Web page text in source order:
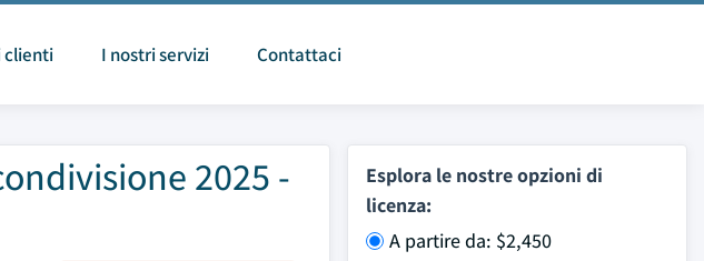
clienti I nostri servizi Contattaci
2025 -
Esplora le nostre opzioni di
licenza:
A partire da: $2,450